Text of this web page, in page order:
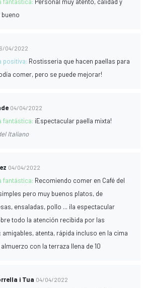
04/2022
positiva: Rostisseria que hacen paellas para
comer, pero se puede mejorar!
04/04/2022
fantástica: ¡Espectacular paella mixta!
Italiano
04/04/2022
fantástica: Recomiendo comer en Café del
pero muy buenos platos, de
ensaladas, pollo ... ¡la espectacular
todo la atención recibida por las
amigables, atenta, rápida incluso en la cima
con la terraza llena de 10
i Tua 04/04/2022